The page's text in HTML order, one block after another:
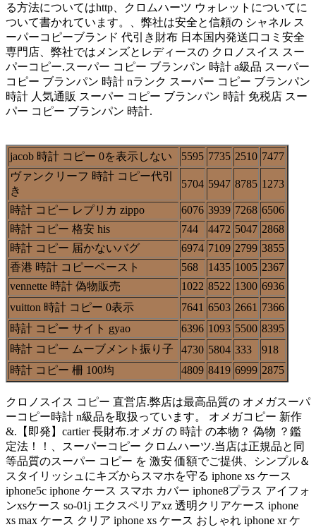
る方法についてはhttp、クロムハーツ ウォレットについてに
ついて書かれています。、弊社は安全と信頼の シャネル ス
ーパーコピーブランド 代引き財布 日本国内発送口コミ安全
専門店、弊社ではメンズとレディースの クロノスイス スー
パーコピー.スーパー コピー ブランパン 時計 a級品 スーパー
コピー ブランパン 時計 nランク スーパー コピー ブランパン
時計 人気通販 スーパー コピー ブランパン 時計 免税店 スー
パー コピー ブランパン 時計.
jacob 時計 コピー 0を表示しない 5595 7735 2510 7477
ヴァンクリーフ 時計 コピー代引
き
5704 5947 8785 1273
時計 コピー レプリカ zippo 6076 3939 7268 6506
時計 コピー 格安 his
744 4472 5047 2868
時計 コピー 届かないバグ
6974 7109 2799 3855
香港 時計 コピーペースト
568 1435 1005 2367
vennette 時計 偽物販売
1022 8522 1300 6936
vuitton 時計 コピー 0表示
7641 6503 2661 7366
時計 コピー サイト gyao
6396 1093 5500 8395
時計 コピー ムーブメント振り子
4730 5804 333
918
時計 コピー 柵 100均
4809 8419 6999 2875
クロノスイス コピー 直営店.弊店は最高品質の オメガスーパ
ーコピー時計 n級品を取扱っています。 オメガコピー 新作
&.【即発】cartier 長財布.オメガ の 時計 の本物？ 偽物 ？鑑
定法！！、スーパーコピー クロムハーツ.当店は正規品と同
等品質のスーパー コピー を 激安 価額でご提供、シンプル＆
スタイリッシュにキズからスマホを守る iphone xs ケース
iphone5c iphone ケース スマホ カバー iphone8プラス アイフォ
ンxsケース so-01j エクスペリアxz 透明クリアケース iphone
xs max ケース クリア iphone xs ケース おしゃれ iphone xr ケ